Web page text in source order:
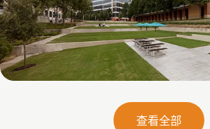
Galatyn B- 2375 North
查看全部